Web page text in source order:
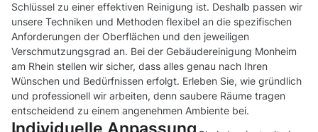
Schlüssel zu einer effektiven Reinigung ist. Deshalb passen wir
unsere Techniken und Methoden flexibel an die spezifischen
Anforderungen der Oberflächen und den jeweiligen
Verschmutzungsgrad an. Bei der Gebäudereinigung Monheim
am Rhein stellen wir sicher, dass alles genau nach Ihren
Wünschen und Bedürfnissen erfolgt. Erleben Sie, wie gründlich
und professionell wir arbeiten, denn saubere Räume tragen
entscheidend zu einem angenehmen Ambiente bei.
Individuelle Anpassung